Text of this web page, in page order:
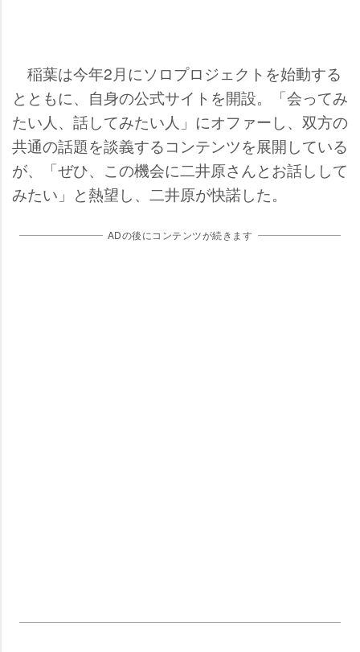
稲葉は今年2月にソロプロジェクトを始動する
とともに、自身の公式サイトを開設。「会ってみ
たい人、話してみたい人」にオファーし、双方の
共通の話題を談義するコンテンツを展開している
が、「ぜひ、この機会に二井原さんとお話しして
みたい」と熱望し、二井原が快諾した。
ADの後にコンテンツが続きます